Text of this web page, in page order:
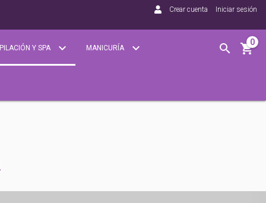
Crear cuenta Iniciar sesión
Y SPA MANICURÍA
0